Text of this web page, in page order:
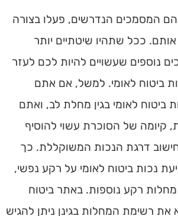
המסמכים הנדרשים, פעלו בצורה
ככל שתהיו שיטתיים יותר
נוספים שעשויים להיות לכם לעזר
ביטוח לאומי. למשל, אם אתם
ביטוח לאומי בגין מחלת לב, ואתם
קיומה של הסוכרת עשוי להוסיף
דרגת הנכות המשוקללת. כך
נכות ביטוח לאומי על רקע נפשי,
רקע נוספות. באתר ביטוח
את רשימת המחלות בגינן ניתן להגיש